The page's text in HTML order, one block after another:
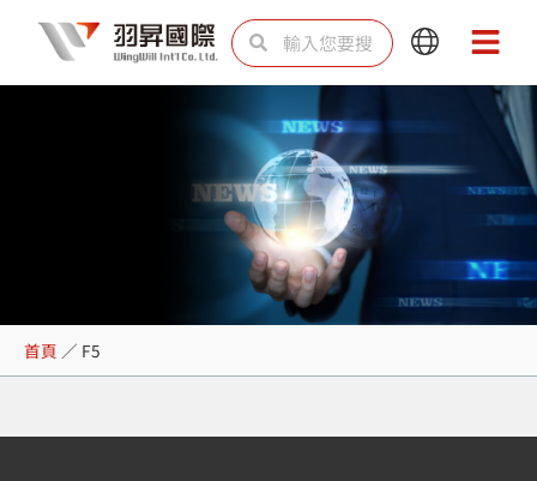
主
搜
尋 尋
Main
Menu
Main
Menu
F5
首頁 ／ F5